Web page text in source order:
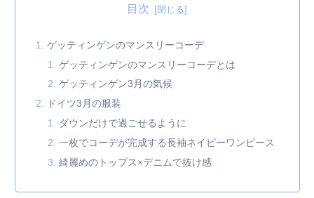
目次
ゲッティンゲンのマンスリーコーデ
ゲッティンゲンのマンスリーコーデとは
ゲッティンゲン3月の気候
ドイツ3月の服装
ダウンだけで過ごせるように
一枚でコーデが完成する長袖ネイビーワンピース
綺麗めのトップス×デニムで抜け感